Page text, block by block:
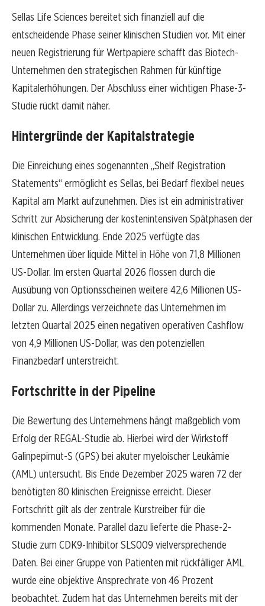
Sellas Life Sciences bereitet sich finanziell auf die
entscheidende Phase seiner klinischen Studien vor. Mit einer
neuen Registrierung für Wertpapiere schafft das Biotech-
Unternehmen den strategischen Rahmen für künftige
Kapitalerhöhungen. Der Abschluss einer wichtigen Phase-3-
Studie rückt damit näher.
Hintergründe der Kapitalstrategie
Die Einreichung eines sogenannten „Shelf Registration
Statements“ ermöglicht es Sellas, bei Bedarf flexibel neues
Kapital am Markt aufzunehmen. Dies ist ein administrativer
Schritt zur Absicherung der kostenintensiven Spätphasen der
klinischen Entwicklung. Ende 2025 verfügte das
Unternehmen über liquide Mittel in Höhe von 71,8 Millionen
US-Dollar. Im ersten Quartal 2026 flossen durch die
Ausübung von Optionsscheinen weitere 42,6 Millionen US-
Dollar zu. Allerdings verzeichnete das Unternehmen im
letzten Quartal 2025 einen negativen operativen Cashflow
von 4,9 Millionen US-Dollar, was den potenziellen
Finanzbedarf unterstreicht.
Fortschritte in der Pipeline
Die Bewertung des Unternehmens hängt maßgeblich vom
Erfolg der REGAL-Studie ab. Hierbei wird der Wirkstoff
Galinpepimut-S (GPS) bei akuter myeloischer Leukämie
(AML) untersucht. Bis Ende Dezember 2025 waren 72 der
benötigten 80 klinischen Ereignisse erreicht. Dieser
Fortschritt gilt als der zentrale Kurstreiber für die
kommenden Monate. Parallel dazu lieferte die Phase-2-
Studie zum CDK9-Inhibitor SLS009 vielversprechende
Daten. Bei einer Gruppe von Patienten mit rückfälliger AML
wurde eine objektive Ansprechrate von 46 Prozent
beobachtet. Zudem hat das Unternehmen bereits mit der